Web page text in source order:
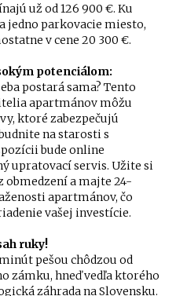
už od 126 900 €. Ku
jedno parkovacie miesto,
v cene 20 300 €.
potenciálom:
postará sama? Tento
apartmánov môžu
ktoré zabezpečujú
na starosti s
bude online
upratovací servis. Užite si
a majte 24-
apartmánov, čo
vašej investície.
ruky!
pešou chôdzou od
zámku, hneď vedľa ktorého
záhrada na Slovensku.